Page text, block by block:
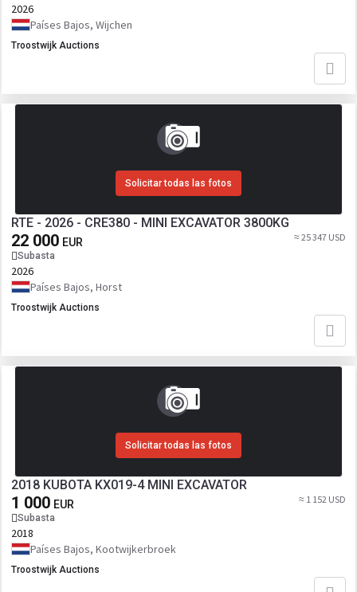
2026
Países Bajos, Wijchen
Troostwijk Auctions
Solicitar todas las fotos
RTE - 2026 - CRE380 - MINI EXCAVATOR 3800KG
22 000 EUR
Subasta
≈ 25 347 USD
2026
Países Bajos, Horst
Troostwijk Auctions
Solicitar todas las fotos
2018 KUBOTA KX019-4 MINI EXCAVATOR
1 000 EUR
Subasta
≈ 1 152 USD
2018
Países Bajos, Kootwijkerbroek
Troostwijk Auctions